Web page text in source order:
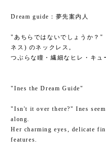
Dream guide：夢先案内人
"あちらではないでしょうか？"
ネス) のネックレス。
つぶらな瞳・繊細なヒレ・キ
"Ines the Dream Guide"
"Isn't it over there?" Ines
along.
Her charming eyes, delicate
features.